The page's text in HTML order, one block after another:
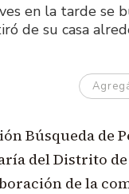
en la tarde se
de su casa
Búsqueda de
del Distrito
de la